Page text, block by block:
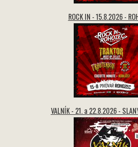
ROCK IN - 15.8.2026 -
VALNÍK - 21. a 22.8.2026 -